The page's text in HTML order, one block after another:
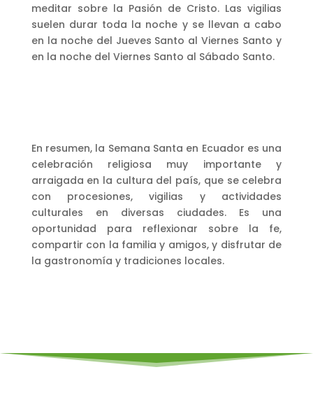
meditar sobre la Pasión de Cristo. Las vigilias
suelen durar toda la noche y se llevan a cabo
en la noche del Jueves Santo al Viernes Santo y
en la noche del Viernes Santo al Sábado Santo.
En resumen, la Semana Santa en Ecuador es una
celebración religiosa muy importante y
arraigada en la cultura del país, que se celebra
con procesiones, vigilias y actividades
culturales en diversas ciudades. Es una
oportunidad para reflexionar sobre la fe,
compartir con la familia y amigos, y disfrutar de
la gastronomía y tradiciones locales.